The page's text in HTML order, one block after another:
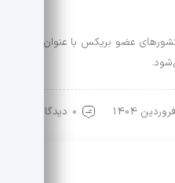
عضو بریکس با عنوان
0 دیدگاه